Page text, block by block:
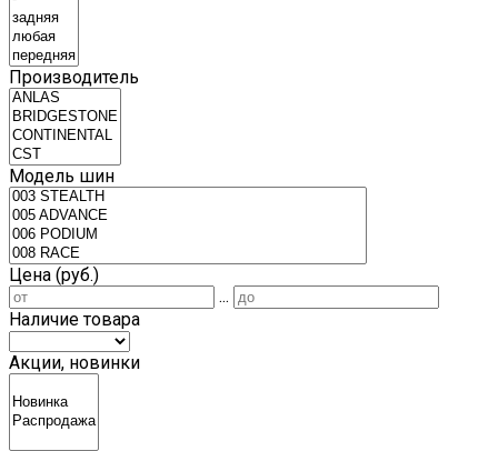
Производитель
Модель шин
Цена (руб.)
...
Наличие товара
Акции, новинки